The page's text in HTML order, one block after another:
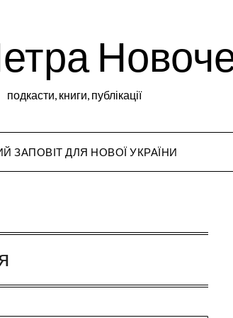
подкасти, книги, публікації
ЗАПОВІТ ДЛЯ НОВОЇ УКРАЇНИ